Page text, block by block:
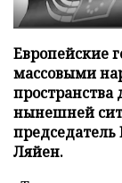
Европейские
массовыми
нынешней
Ляйен.